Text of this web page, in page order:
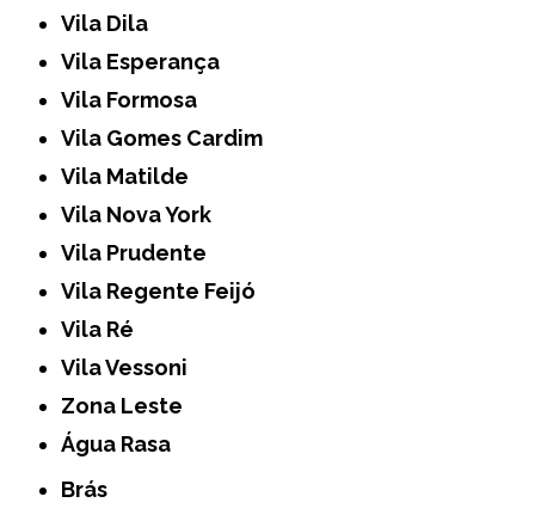
Vila Dila
Vila Esperança
Vila Formosa
Vila Gomes Cardim
Vila Matilde
Vila Nova York
Vila Prudente
Vila Regente Feijó
Vila Ré
Vila Vessoni
Zona Leste
Água Rasa
Brás